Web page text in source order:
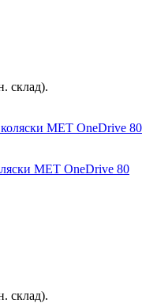
склад).
MET OneDrive 80
склад).